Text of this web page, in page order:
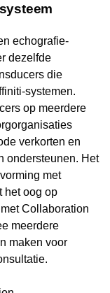
echografie-
dezelfde
die
systemen.
op meerdere
verkorten en
ondersteunen. Het
met
het oog op
Collaboration
meerdere
maken voor